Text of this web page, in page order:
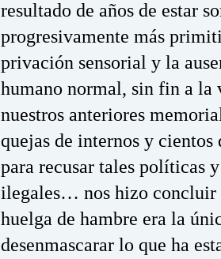
resultado de años de estar
progresivamente más
privación sensorial y la
humano normal, sin fin a la
nuestros anteriores
quejas de internos y
para recusar tales políticas
ilegales… nos hizo concluir
huelga de hambre era la
desenmascarar lo que ha